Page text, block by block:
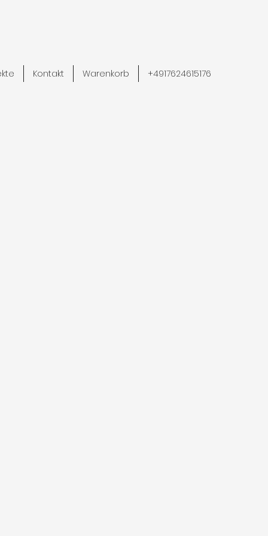
Kontakt Warenkorb +4917624615176